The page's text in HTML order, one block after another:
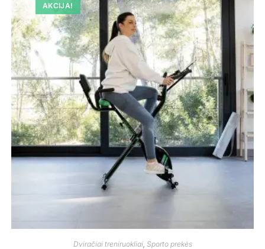
AKCIJA!
Dviračiai treniruokliai, Sporto prekės